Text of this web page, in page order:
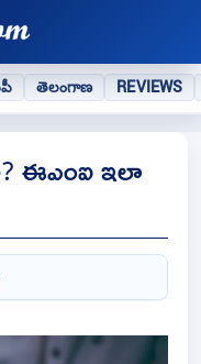
తెలంగాణ REVIEWS
ఈఎంఐ ఇలా